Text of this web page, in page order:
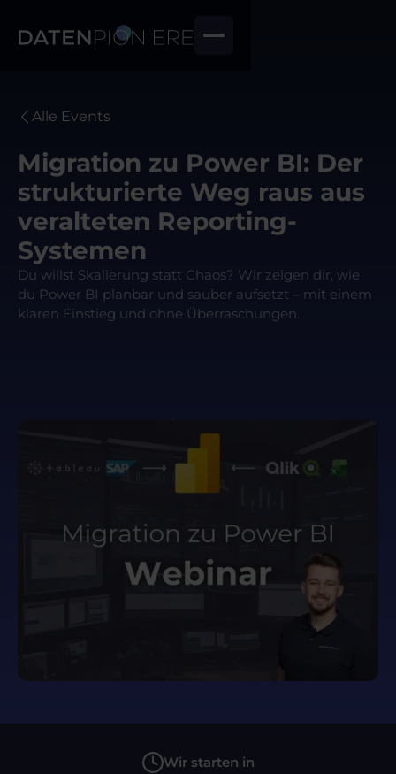
Alle Events
Migration zu Power BI: Der
strukturierte Weg raus aus
veralteten Reporting-
Systemen
Du willst Skalierung statt Chaos? Wir zeigen dir, wie
du Power BI planbar und sauber aufsetzt – mit einem
klaren Einstieg und ohne Überraschungen.
Wir starten in